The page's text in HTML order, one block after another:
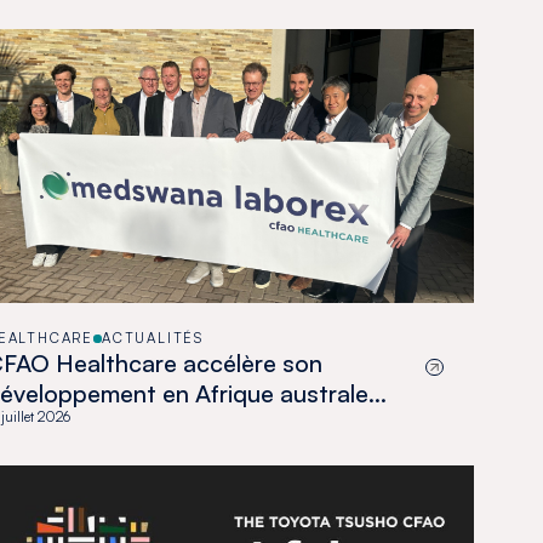
ACTUALITÉS
Healthcare accélère son
en Afrique australe
l’acquisition de Medswana au
juillet 2026